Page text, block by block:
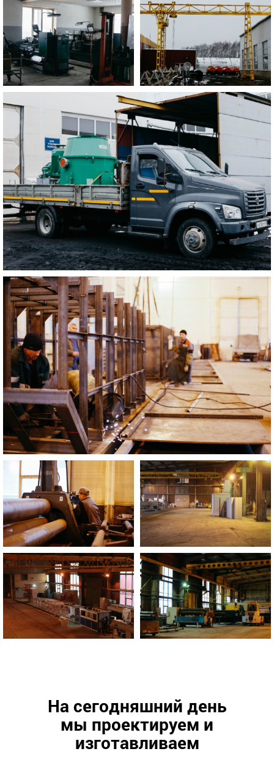
На сегодняшний день
мы проектируем и
изготавливаем